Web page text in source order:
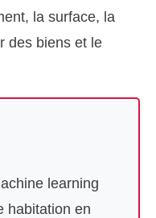
la surface, la
des biens et le
learning
habitation en